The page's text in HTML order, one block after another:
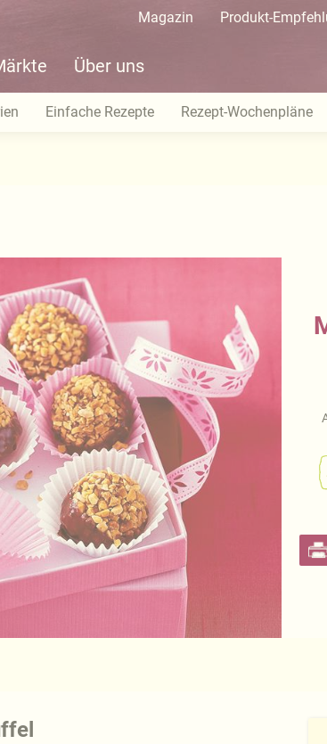
Magazin Produkt-
Über uns
Einfache Rezepte Rezept-Wochenpläne